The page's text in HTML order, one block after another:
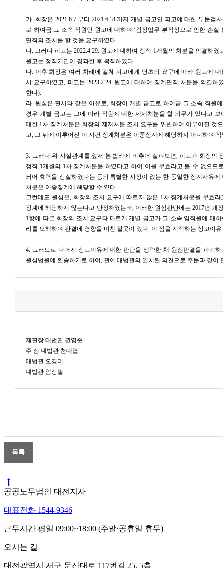
가. 회장은 2021.6.7.부터 2021.6.18.까지 개별 금고인 피고에 대한 부문검
로 하여금 그 소속 직원인 원고에 대하여 ‘감정업무 부적정으로 인한 손실
면직의 조치를 할 것을 요구하였다.
나. 그러나 피고는 2022.4.29. 원고에 대하여 정직 1개월의 처분을 의결하였
원고는 정직기간이 경과한 후 복직하였다.
다. 이후 회장은 여러 차례에 걸쳐 피고에게 당초의 요구에 따라 원고에
시 요구하였고, 피고는 2023.2.24. 원고에 대하여 징계면직 처분을 의결하
한다).
라. 원심은 판시와 같은 이유로, 회장이 개별 금고로 하여금 그 소속 직원
경우 개별 금고는 그에 따라 직원에 대한 제재처분을 할 의무가 있다고
대한 1차 징계처분은 회장의 제재처분 조치 요구를 위반하여 이루어진 것
고, 그 뒤에 이루어진 이 사건 징계처분은 이중징계에 해당하지 아니하여
3. 그러나 위 사실관계를 앞서 본 법리에 비추어 살펴보면, 피고가 회장의
정직 1개월의 1차 징계처분을 하였다고 하여 이를 무효라고 볼 수 없으므
되어 효력을 상실하였다는 등의 특별한 사정이 없는 한 동일한 징계사유
처분은 이중징계에 해당할 수 있다.
그런데도 원심은, 회장의 조치 요구에 따르지 않은 1차 징계처분을 무효
징계에 해당하지 않는다고 단정하였는바, 이러한 원심판단에는 2017년 개
1항에 따른 회장의 조치 요구와 다르게 개별 금고가 그 소속 임직원에 대
리를 오해하여 판결에 영향을 미친 잘못이 있다. 이 점을 지적하는 상고이
4. 그러므로 나머지 상고이유에 대한 판단을 생략한 채 원심판결을 파기하
원심법원에 환송하기로 하여, 관여 대법관의 일치된 의견으로 주문과 같이
재판장 대법관 권영준
주 심 대법관 천대엽
대법관 오경미
대법관 엄상필
공공노무법인 대전지사
대표전화 1544-9346
근무시간 평일 09:00~18:00 (주말·공휴일 휴무)
오시는 길
대전광역시 서구 둔산대로 117번길 25, 5층